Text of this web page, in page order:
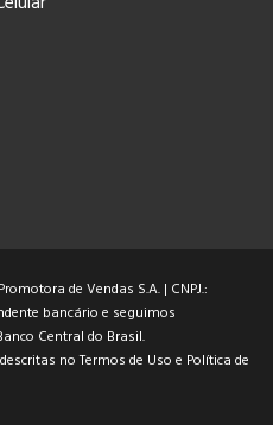
de Vendas S.A. | CNPJ.:
bancário e seguimos
Central do Brasil.
noTermos de Uso e Política de